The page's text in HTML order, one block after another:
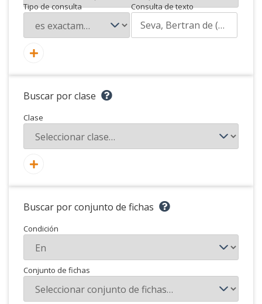
Tipo de consulta Consulta de texto
Buscar por clase
Clase
Buscar por conjunto de fichas
Condición
Conjunto de fichas